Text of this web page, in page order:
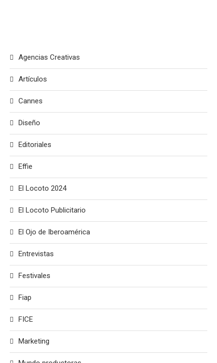
Agencias Creativas
Artículos
Cannes
Diseño
Editoriales
Effie
El Locoto 2024
El Locoto Publicitario
El Ojo de Iberoamérica
Entrevistas
Festivales
Fiap
FICE
Marketing